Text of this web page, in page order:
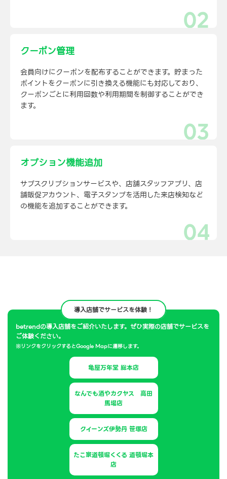
クーポン管理
会員向けにクーポンを配布することができます。貯まった
ポイントをクーポンに引き換える機能にも対応しており、
クーポンごとに利用回数や利用期間を制御することができ
ます。
オプション機能追加
サブスクリプションサービスや、店舗スタッフアプリ、店
舗販促アカウント、電子スタンプを活用した来店検知など
の機能を追加することができます。
導入店舗でサービスを体験！
betrendの導入店舗をご紹介いたします。ぜひ実際の店舗でサービスを
ご体験ください。
※リンクをクリックするとGoogle Mapに遷移します。
亀屋万年堂 総本店
なんでも酒やカクヤス 高田
馬場店
クイーンズ伊勢丹 笹塚店
たこ家道頓堀くくる 道頓堀本
店